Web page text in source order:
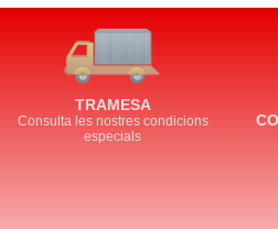
TRAMESA
Consulta les nostres condicions
especials